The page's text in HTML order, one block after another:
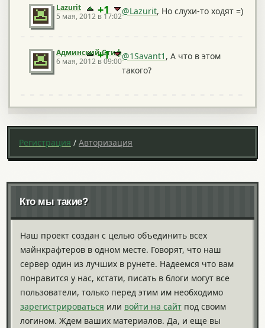
Lazurit
5 мая, 2012 в 17:02
+1 @Lazurit, Но слухи-то ходят =)
Админский Стиф
6 мая, 2012 в 09:00
+1 @1Savant1 , А что в этом
такого?
Регистрация / Авторизация
Кто мы такие?
Наш проект создан с целью объединить всех
майнкрафтеров в одном месте. Говорят, что наш
сервер один из лучших в рунете. Надеемся что вам
понравится у нас, кстати, писать в блоги могут все
пользователи, только перед этим им необходимо
зарегистрироваться или войти на сайт под своим
логином. Ждем ваших материалов. Да, и еще вы